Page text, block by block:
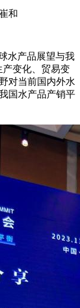
和
水产品展望与我
产变化、贸易变
对当前国内外水
国水产品产销平